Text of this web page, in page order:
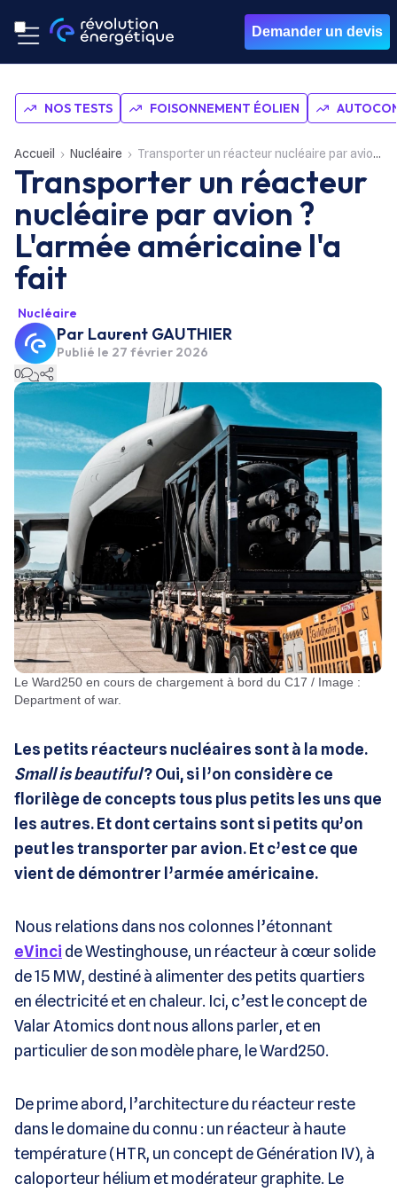
Demander un devis
NOS TESTS FOISONNEMENT ÉOLIEN
Accueil Nucléaire Transporter un réacteur nucléaire par avion ? L'armée américaine l'a fait
Transporter un réacteur
nucléaire par avion ?
L'armée américaine l'a
fait
Nucléaire
Par Laurent GAUTHIER
Publié le 27 février 2026
0
Le Ward250 en cours de chargement à bord du C17 / Image :
Department of war.
Les petits réacteurs nucléaires sont à la mode.
Small is beautiful? Oui, si l’on considère ce
florilège de concepts tous plus petits les uns que
les autres. Et dont certains sont si petits qu’on
peut les transporter par avion. Et c’est ce que
vient de démontrer l’armée américaine.
Nous relations dans nos colonnes l’étonnant
eVinci de Westinghouse, un réacteur à cœur solide
de 15 MW, destiné à alimenter des petits quartiers
en électricité et en chaleur. Ici, c’est le concept de
Valar Atomics dont nous allons parler, et en
particulier de son modèle phare, le Ward250.
De prime abord, l’architecture du réacteur reste
dans le domaine du connu : un réacteur à haute
température (HTR, un concept de Génération IV), à
caloporteur hélium et modérateur graphite. Le